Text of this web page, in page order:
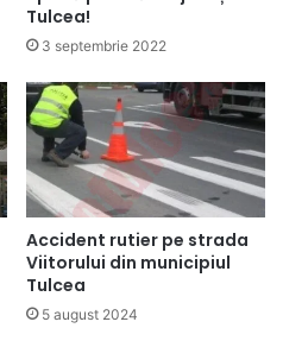
Tulcea!
3 septembrie 2022
Accident rutier pe strada
Viitorului din municipiul
Tulcea
5 august 2024